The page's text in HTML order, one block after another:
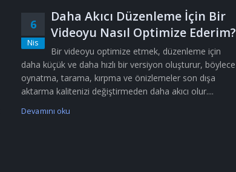
6
Nis
Daha Akıcı Düzenleme İçin Bir
Videoyu Nasıl Optimize Ederim?
Bir videoyu optimize etmek, düzenleme için
daha küçük ve daha hızlı bir versiyon oluşturur, böylece
oynatma, tarama, kırpma ve önizlemeler son dışa
aktarma kalitenizi değiştirmeden daha akıcı olur....
Devamını oku